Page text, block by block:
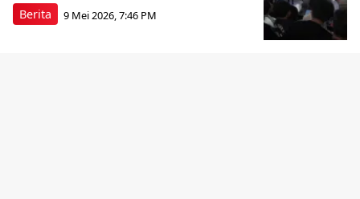
Berita 9 Mei 2026, 7:46 PM